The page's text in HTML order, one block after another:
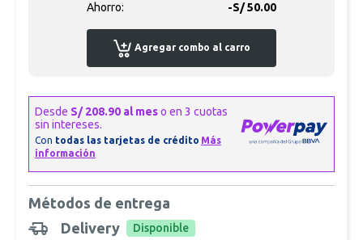
Ahorro:
-S/ 50.00
Agregar combo al carro
Métodos de entrega
Delivery
Disponible